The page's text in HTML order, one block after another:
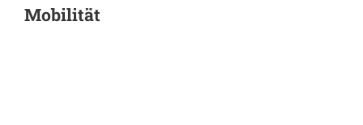
Mobilität